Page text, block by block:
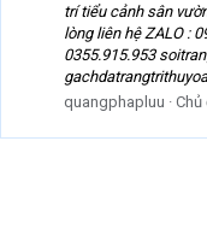
trí tiểu cảnh sân
lòng liên hệ ZALO :
0355.915.953
quangphapluu
Chủ